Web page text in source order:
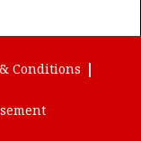
Conditions